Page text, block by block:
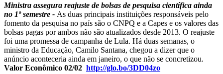
Ministra assegura reajuste de bolsas de pesquisa científica ainda
no 1º semestre - As duas principais instituições responsáveis pelo
fomento da pesquisa no país são o CNPQ e a Capes e os valores das
bolsas pagas por ambos não são atualizados desde 2013. O reajuste
foi uma promessa de campanha de Lula. Há duas semanas, o
ministro da Educação, Camilo Santana, chegou a dizer que o
anúncio aconteceria ainda em janeiro, o que não se concretizou.
Valor Econômico 02/02 http://glo.bo/3DD04zo